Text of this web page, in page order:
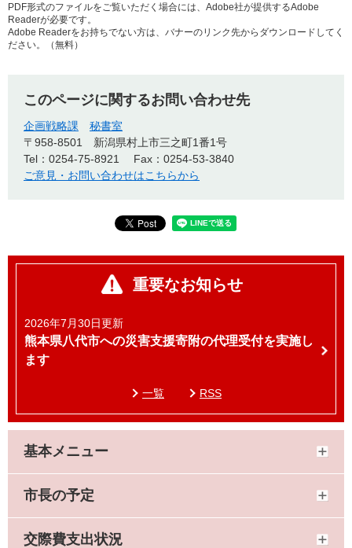
PDF形式のファイルをご覧いただく場合には、Adobe社が提供するAdobe
Readerが必要です。
Adobe Readerをお持ちでない方は、バナーのリンク先からダウンロードしてく
ださい。（無料）
このページに関するお問い合わせ先
企画戦略課
秘書室
〒958-8501
新潟県村上市三之町1番1号
Tel：0254-75-8921
Fax：0254-53-3840
ご意見・お問い合わせはこちらから
重要なお知らせ
2026年7月30日更新
熊本県八代市への災害支援寄附の代理受付を実施し
ます
一覧 RSS
基本メニュー
市長の予定
交際費支出状況